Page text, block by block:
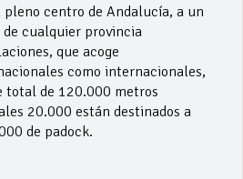
centro de Andalucía, a un
de cualquier provincia
que acoge
como internacionales,
total de 120.000 metros
20.000 están destinados a
de padock.